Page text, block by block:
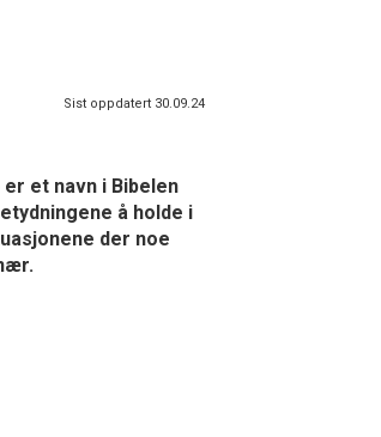
Sist oppdatert 30.09.24
et navn i Bibelen
å holde i
der noe